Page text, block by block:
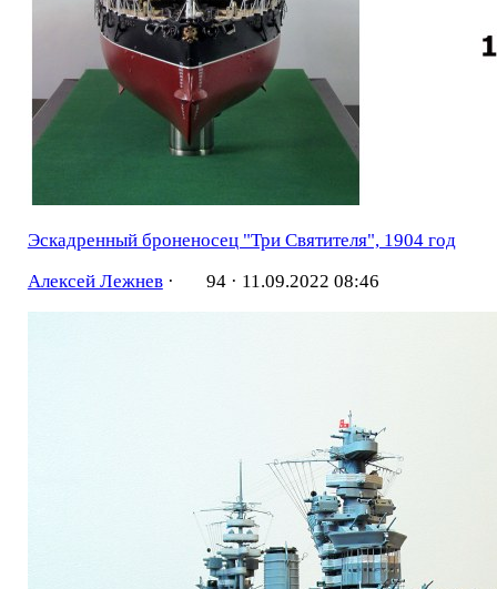
Эскадренный броненосец "Три Святителя", 1904 год
Алексей Лежнев· 94 · 11.09.2022 08:46